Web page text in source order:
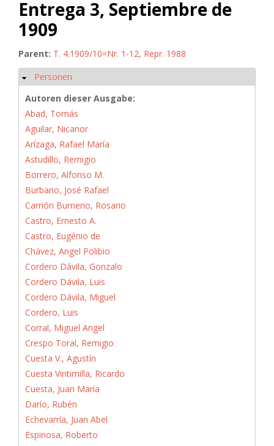
Entrega 3, Septiembre de
1909
Parent: T. 4.1909/10=Nr. 1-12, Repr. 1988
Hide
Personen
Autoren dieser Ausgabe:
Abad, Tomás
Aguilar, Nicanor
Arízaga, Rafael María
Astudillo, Remigio
Borrero, Alfonso M.
Burbano, José Rafael
Carrión Burnerio, Rosario
Castro, Ernesto A.
Castro, Eugénio de
Chávez, Angel Polibio
Cordero Dávila, Gonzalo
Cordero Dávila, Luis
Cordero Dávila, Miguel
Cordero, Luis
Corral, Miguel Angel
Crespo Toral, Remigio
Cuesta V., Agustín
Cuesta Vintimilla, Ricardo
Cuesta, Juan María
Darío, Rubén
Echevarría, Juan Abel
Espinosa, Roberto